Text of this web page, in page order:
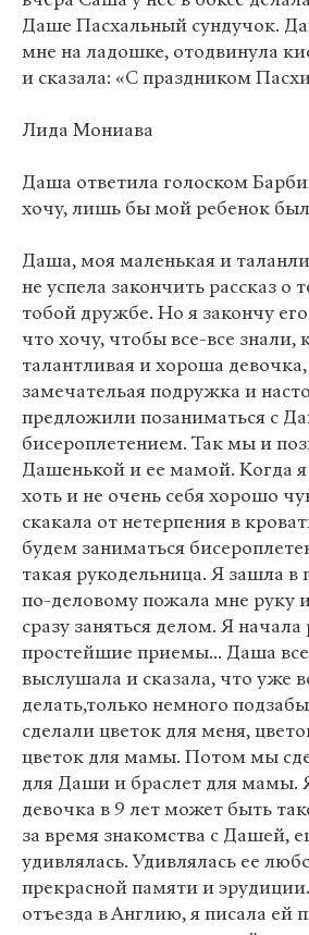
Даше Пасхальный сундучок.
мне на ладошке, отодвинула
и сказала: «С праздником
Лида Мониава
Даша ответила голоском
хочу, лишь бы мой ребенок
Даша, моя маленькая и
не успела закончить рассказ о
тобой дружбе. Но я закончу
что хочу, чтобы все-все знали,
талантливая и хороша
замечательая подружка и
предложили позаниматься с
бисероплетением. Так мы и
Дашенькой и ее мамой. Когда
хоть и не очень себя хорошо
скакала от нетерпения в
будем заниматься
такая рукодельница. Я зашла в
по-деловому пожала мне руку
сразу заняться делом. Я начала
простейшие приемы... Даша
выслушала и сказала, что уже
делать,только немного
сделали цветок для меня,
цветок для мамы. Потом мы
для Даши и браслет для мамы.
девочка в 9 лет может быть
за время знакомства с Дашей,
удивлялась. Удивлялась ее
прекрасной памяти и
отъезда в Англию, я писала ей